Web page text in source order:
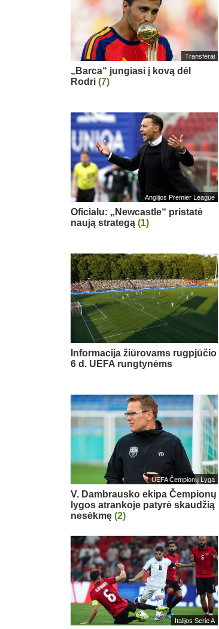
Transferai
„Barca“ jungiasi į kovą dėl
Rodri (7)
Anglijos Premier League
Oficialu: „Newcastle“ pristatė
naują strategą (1)
Informacija žiūrovams rugpjūčio
6 d. UEFA rungtynėms
UEFA Čempionų Lyga
V. Dambrausko ekipa Čempionų
lygos atrankoje patyrė skaudžią
nesėkmę (2)
Italijos Serie A